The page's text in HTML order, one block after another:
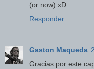
(or now) xD
Responder
Gaston Maqueda
Gracias por este